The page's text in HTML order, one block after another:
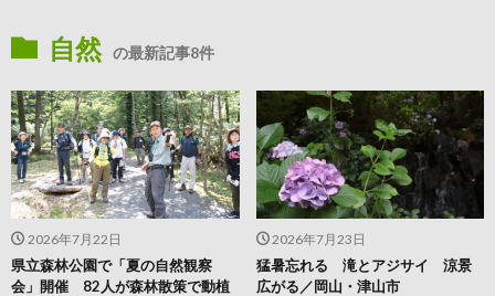
自然 の最新記事8件
2026年7月23日
猛暑忘れる 滝とアジサイ 涼景
広がる／岡山・津山市
2026年7月22日
県立森林公園で「夏の自然観察
会」開催 82人が森林散策で動植